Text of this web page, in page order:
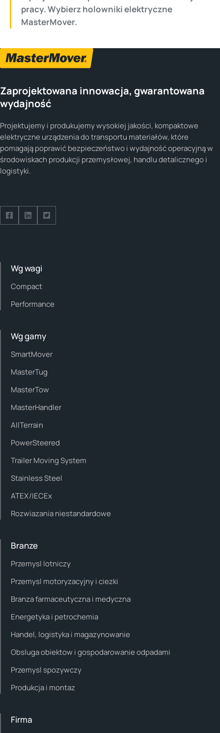
pracy. Wybierz holowniki elektryczne
MasterMover.
Zaprojektowana innowacja, gwarantowana
wydajność
Projektujemy i produkujemy wysokiej jakości, kompaktowe
elektryczne urządzenia do transportu materiałów, które
pomagają poprawić bezpieczeństwo i wydajność operacyjną w
środowiskach produkcji przemysłowej, handlu detalicznego i
logistyki.
Follow us on Facebook
Follow us on Facebook
Follow us on Facebook
Wg wagi
Compact
Performance
Wg gamy
SmartMover
MasterTug
MasterTow
MasterHandler
AllTerrain
PowerSteered
Trailer Moving System
Stainless Steel
ATEX/IECEx
Rozwiazania niestandardowe
Branze
Przemysl lotniczy
Przemysl motoryzacyjny i ciezki
Branza farmaceutyczna i medyczna
Energetyka i petrochemia
Handel, logistyka i magazynowanie
Obsluga obiektow i gospodarowanie odpadami
Przemysl spozywczy
Produkcja i montaz
Firma